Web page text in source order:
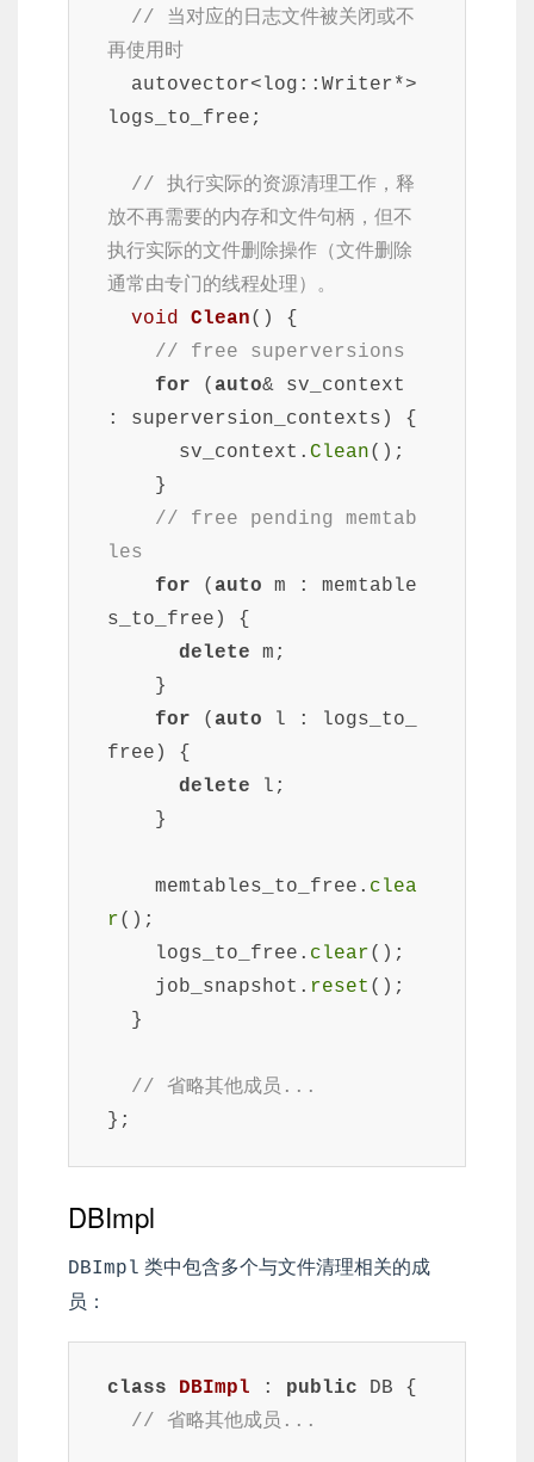
// 当对应的日志文件被关闭或不
再使用时
logs_to_free;
// 执行实际的资源清理工作，释
放不再需要的内存和文件句柄，但不
执行实际的文件删除操作（文件删除
通常由专门的线程处理）。
void
Clean()
{
// free superversions
for ( auto& sv_context
: superversion_contexts) {
      sv_context.
Clean();
// free pending memtab
les
for ( auto m : memtable
s_to_free) {
delete m;
for ( auto l : logs_to_
free) {
delete l;
    memtables_to_free.
clea
r();
    logs_to_free.
clear();
    job_snapshot.
reset ();
// 省略其他成员...
DBImpl
DBImpl 类中包含多个与文件清理相关的成
员：
class DBImpl : public DB {
// 省略其他成员...